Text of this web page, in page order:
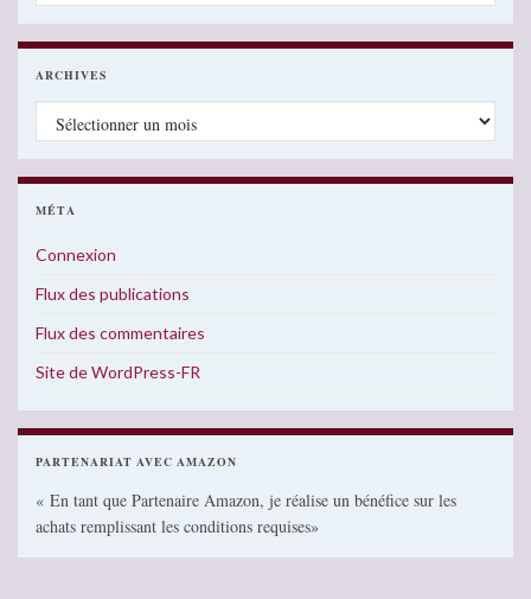
ARCHIVES
Archives
MÉTA
Connexion
Flux des publications
Flux des commentaires
Site de WordPress-FR
PARTENARIAT AVEC AMAZON
« En tant que Partenaire Amazon, je réalise un bénéfice sur les
achats remplissant les conditions requises»